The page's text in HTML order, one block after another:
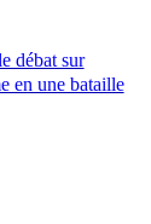
débat sur
en une bataille